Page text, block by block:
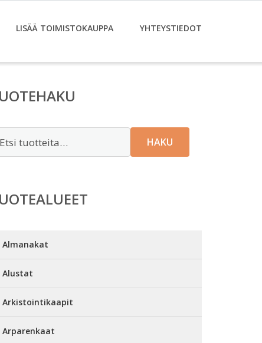
LISÄÄ TOIMISTOKAUPPA YHTEYSTIEDOT
HAKU
Almanakat
Alustat
Arkistointikaapit
Arparenkaat